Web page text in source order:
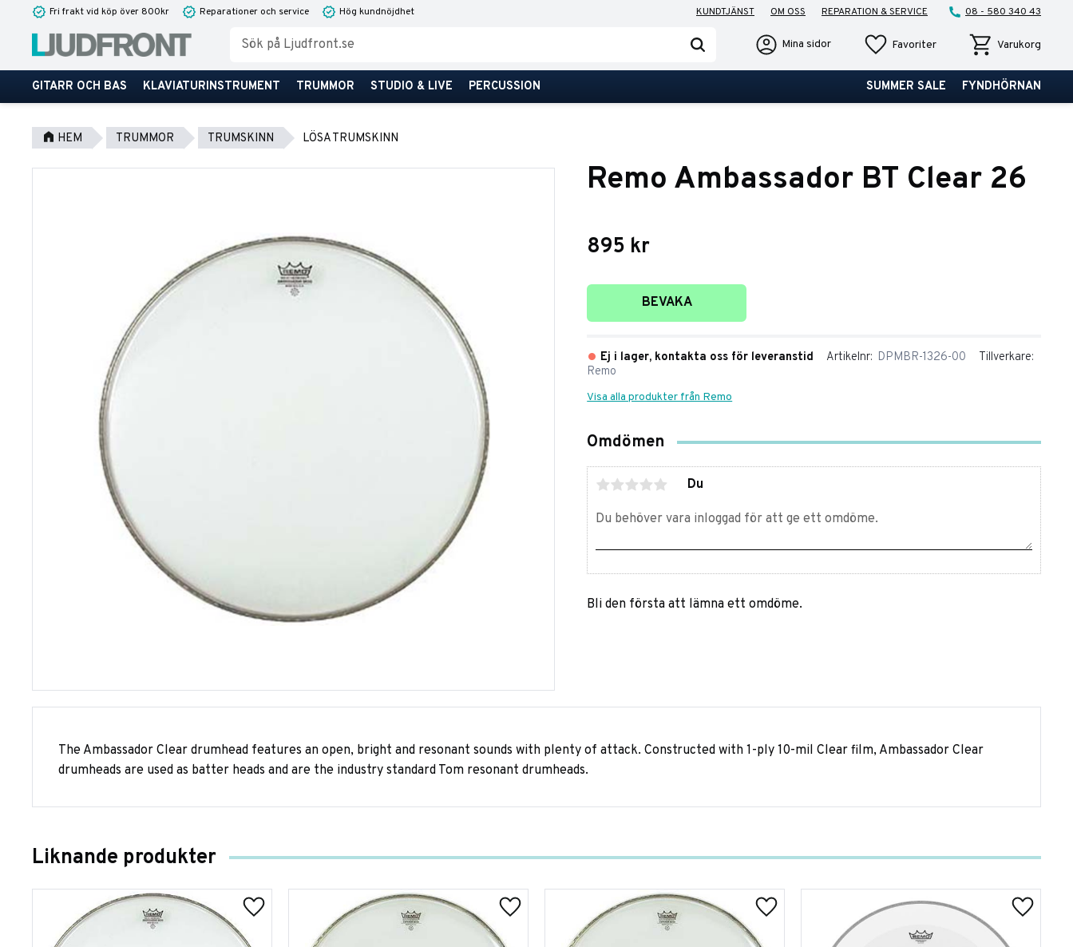
Fri frakt vid köp över 800kr Reparationer och service Hög kundnöjdhet KUNDTJÄNST OM OSS REPARATION & SERVICE 08 - 580 340 43
Mina sidor FavoriterFavoriter KundvagnVarukorg
GITARR OCH BAS KLAVIATURINSTRUMENT TRUMMOR STUDIO & LIVE PERCUSSION SUMMER SALE FYNDHÖRNAN
HEM TRUMMOR TRUMSKINN LÖSA TRUMSKINN
Remo Ambassador BT Clear 26
895 kr
Lägg till i favoriter
BEVAKA
Ej i lager, kontakta oss för leveranstid Artikelnr DPMBR-1326-00
Tillverkare
Remo
Visa alla produkter från Remo
Omdömen
Du
Bli den första att lämna ett omdöme.
The Ambassador Clear drumhead features an open, bright and resonant sounds with plenty of attack. Constructed with 1-ply 10-mil Clear film, Ambassador Clear
drumheads are used as batter heads and are the industry standard Tom resonant drumheads.
Liknande produkter